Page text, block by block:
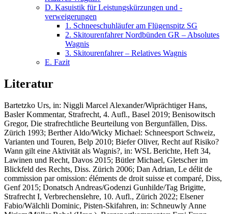
D. Kasuistik für Leistungskürzungen und -
verweigerungen
1. Schneeschuhläufer am Flügenspitz SG
2. Skitourenfahrer Nordbünden GR – Absolutes
Wagnis
3. Skitourenfahrer – Relatives Wagnis
E. Fazit
Literatur
Bartetzko Urs, in: Niggli Marcel Alexander/Wiprächtiger Hans,
Basler Kommentar, Strafrecht, 4. Aufl., Basel 2019; Benisowitsch
Gregor, Die strafrechtliche Beurteilung von Bergunfällen, Diss.
Zürich 1993; Berther Aldo/Wicky Michael: Schneesport Schweiz,
Varianten und Touren, Belp 2010; Biefer Oliver, Recht auf Risiko?
Wann gilt eine Aktivität als Wagnis?, in: WSL Berichte, Heft 34,
Lawinen und Recht, Davos 2015; Bütler Michael, Gletscher im
Blickfeld des Rechts, Diss. Zürich 2006; Dan Adrian, Le délit de
commission par omission: éléments de droit suisse et comparé, Diss,
Genf 2015; Donatsch Andreas/Godenzi Gunhilde/Tag Brigitte,
Strafrecht I, Verbrechenslehre, 10. Aufl., Zürich 2022; Elsener
Fabio/Wälchli Dominic, Pisten-Skifahren, in: Schneuwly Anne